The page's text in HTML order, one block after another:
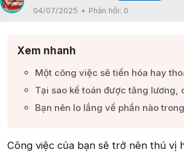
04/07/2025
Phản hồi: 0
Xem nhanh
Một công việc sẽ tiến hóa hay
Tại sao kế toán được tăng lương,
Bạn nên lo lắng về phần nào
Công việc của bạn sẽ trở nên thú vị